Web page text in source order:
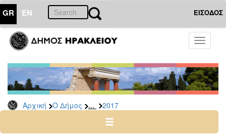
GR EN ΕΙΣΟΔΟΣ
Toggle
Αρχική Ο Δήμος ... 2017
ΔΗΜΟΣ
Δελτία
Τύπου
Αρχείο
2026
2024